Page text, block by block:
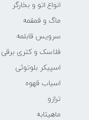
انواع اتو و بخارگر
ماگ و قمقمه
سرویس قابلمه
فلاسک و کتری برقی
اسپیکر بلوتوثی
اسیاب قهوه
ترازو
ماهیتابه